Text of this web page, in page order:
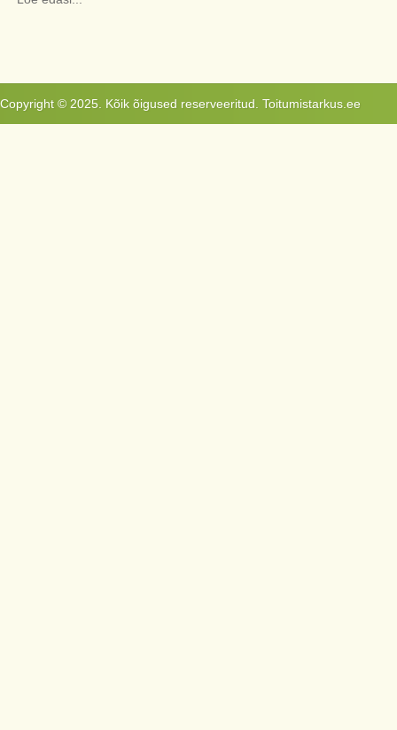
Copyright © 2025. Kõik õigused reserveeritud. Toitumistarkus.ee